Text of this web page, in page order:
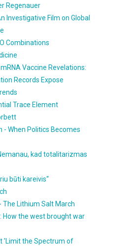
Regenauer
Investigative Film on Global
Combinations
Vaccine Revelations:
Records Expose
Trace Element
- When Politics Becomes
kad totalitarizmas
būti kareivis“
The Lithium Salt March
How the west brought war
'Limit the Spectrum of